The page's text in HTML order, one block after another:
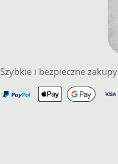
Szybkie i bezpieczne zakupy